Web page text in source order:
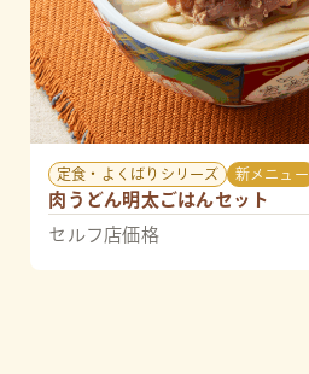
定食・よくばりシリーズ 新メニュー
肉うどん明太ごはんセット
セルフ店価格